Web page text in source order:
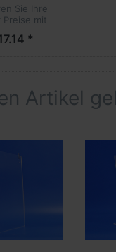
Sie Ihre
Preise mit
stilvoll.
*
Artikel